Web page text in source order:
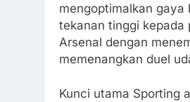
mengoptimalkan gaya
tekanan tinggi kepada
Arsenal dengan
memenangkan duel
Kunci utama Sporting